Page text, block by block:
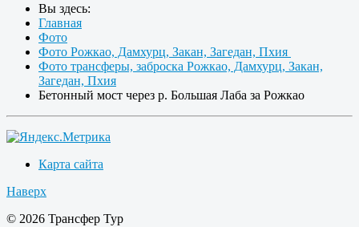
Вы здесь:
Главная
Фото
Фото Рожкао, Дамхурц, Закан, Загедан, Пхия
Фото трансферы, заброска Рожкао, Дамхурц, Закан,
Загедан, Пхия
Бетонный мост через р. Большая Лаба за Рожкао
Карта сайта
Наверх
© 2026 Трансфер Тур